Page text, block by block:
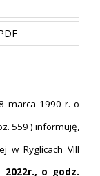
marca 1990 r. o
559 ) informuję,
w Ryglicach VIII
2022r., o godz.